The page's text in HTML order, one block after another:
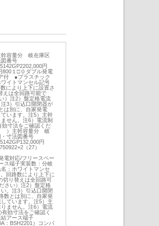
容量分 岐在庫区
番号
円
800１□０ダブル発電
付 ●プラスチック
イトマンセル記号
により上下に設置さ
えは全回路可能で
）注2）盤定格電流
3）引込口開閉器が
は別に、自家発電
います。注5）主幹
せん。注6）電流制
寸法をご確認くだ
）主幹容量分 岐
寸法図番号
円
（27）
電対応/フリースペー
端子実装数：分岐
：ホワイトマンセ
回路数により上下に
切り替えは全回路可
さい）注2）盤定格
。注3）引込口開閉
数とは別に、自家発
ています。注5）主
ません。注6）電流
効寸法をご確認く
アース端子
：BSH2201）コンパ